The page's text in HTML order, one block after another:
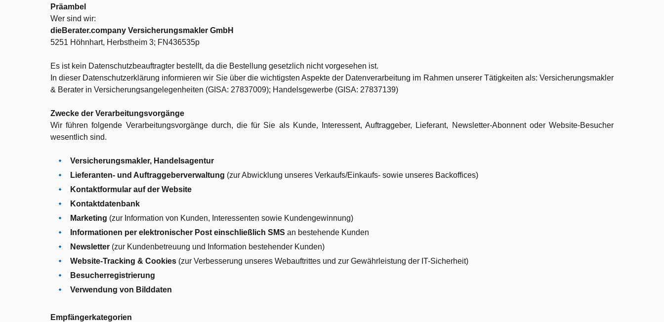
Präambel
Wer sind wir:
dieBerater.company Versicherungsmakler GmbH
5251 Höhnhart, Herbstheim 3; FN436535p
Es ist kein Datenschutzbeauftragter bestellt, da die Bestellung gesetzlich nicht vorgesehen ist.
In dieser Datenschutzerklärung informieren wir Sie über die wichtigsten Aspekte der Datenverarbeitung im Rahmen unserer Tätigkeiten als: Versicherungsmakler
& Berater in Versicherungsangelegenheiten (GISA: 27837009); Handelsgewerbe (GISA: 27837139)
Zwecke der Verarbeitungsvorgänge
Wir führen folgende Verarbeitungsvorgänge durch, die für Sie als Kunde, Interessent, Auftraggeber, Lieferant, Newsletter-Abonnent oder Website-Besucher
wesentlich sind.
Versicherungsmakler, Handelsagentur
Lieferanten- und Auftraggeberverwaltung (zur Abwicklung unseres Verkaufs/Einkaufs- sowie unseres Backoffices)
Kontaktformular auf der Website
Kontaktdatenbank
Marketing (zur Information von Kunden, Interessenten sowie Kundengewinnung)
Informationen per elektronischer Post einschließlich SMS an bestehende Kunden
Newsletter (zur Kundenbetreuung und Information bestehender Kunden)
Website-Tracking & Cookies (zur Verbesserung unseres Webauftrittes und zur Gewährleistung der IT-Sicherheit)
Besucherregistrierung
Verwendung von Bilddaten
Empfängerkategorien